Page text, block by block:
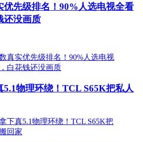
优先级排名！90%人选电视全看
还没画质
5.1物理环绕！TCL S65K把私人